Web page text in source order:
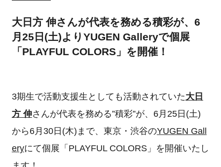
大日方 伸さんが代表を務める積彩が、6
月25日(土)よりYUGEN Galleryで個展
「PLAYFUL COLORS」を開催！
3期生で活動支援生としても活動されていた大日
方 伸さんが代表を務める”積彩”が、6月25日(土)
から6月30日(木)まで、東京・渋谷のYUGEN Gall
eryにて個展「PLAYFUL COLORS」を開催いたし